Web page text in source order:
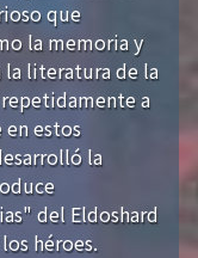
que
la memoria y
la literatura de la
a
en estos
la
del Eldoshard
héroes.